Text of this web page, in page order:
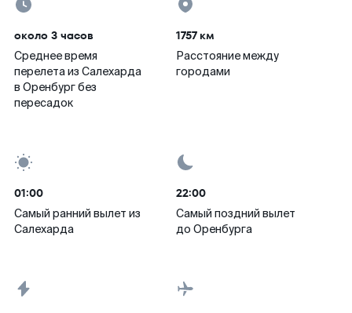
около 3 часов
Среднее время
перелета из Салехарда
в Оренбург без
пересадок
1757 км
Расстояние между
городами
01:00
Самый ранний вылет из
Салехарда
22:00
Самый поздний вылет
до Оренбурга